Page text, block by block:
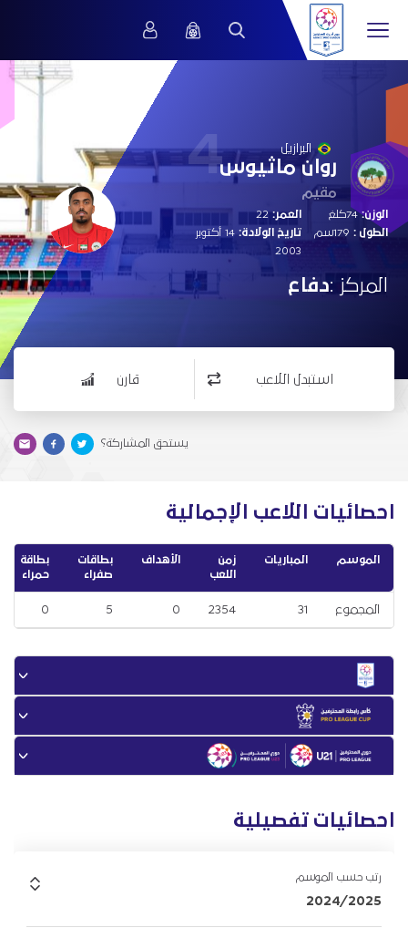
4 البرازيل
روان ماثيوس
مقيم
الوزن:74كلغ
الطول :
العمر:22
تاريخ الولادة:
14 أكتوبر
2003
المركز :دفاع
استبدل اللاعب قارن
يستحق المشاركة؟
احصائيات اللاعب الإجمالية
الموسم المباريات
زمن
اللعب
الأهداف
بطاقات
صفراء
بطاقة
حمراء
المجموع 31
2354
0
5
0
احصائيات تفصيلية
رتب حسب الموسم
2024/2025